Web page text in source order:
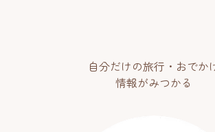
自分だけの旅行・おでか
情報がみつかる